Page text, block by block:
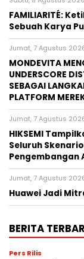
FAMILIARITÉ:
Sebuah Karya
Jumat, 7 Agustus
MONDEVITA
UNDERSCORE
SEBAGAI
PLATFORM
Jumat, 7 Agustus
HIKSEMI
Seluruh
Pengembangan
Jumat, 7 Agustus
Huawei Jadi
BERITA
Pers Rilis